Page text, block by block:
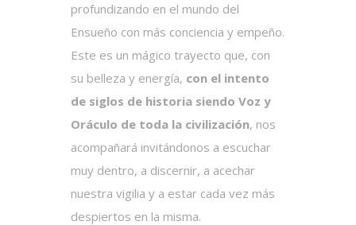
profundizando en el mundo del
Ensueño con más conciencia y empeño.
Este es un mágico trayecto que, con
su belleza y energía, con el intento
de siglos de historia siendo Voz y
Oráculo de toda la civilización, nos
acompañará invitándonos a escuchar
muy dentro, a discernir, a acechar
nuestra vigilia y a estar cada vez más
despiertos en la misma.